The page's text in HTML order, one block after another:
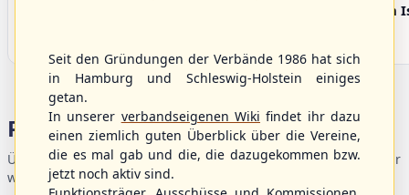
Fehmarn
Portalbereiche
Übersicht der Verbandsbereiche – wählen Sie einen Einstieg für
weiterführende Informationen.
Seit den Gründungen der Verbände 1986 hat sich
in Hamburg und Schleswig-Holstein einiges
getan.
In unserer verbandseigenen Wiki findet ihr dazu
einen ziemlich guten Überblick über die Vereine,
die es mal gab und die, die dazugekommen bzw.
jetzt noch aktiv sind.